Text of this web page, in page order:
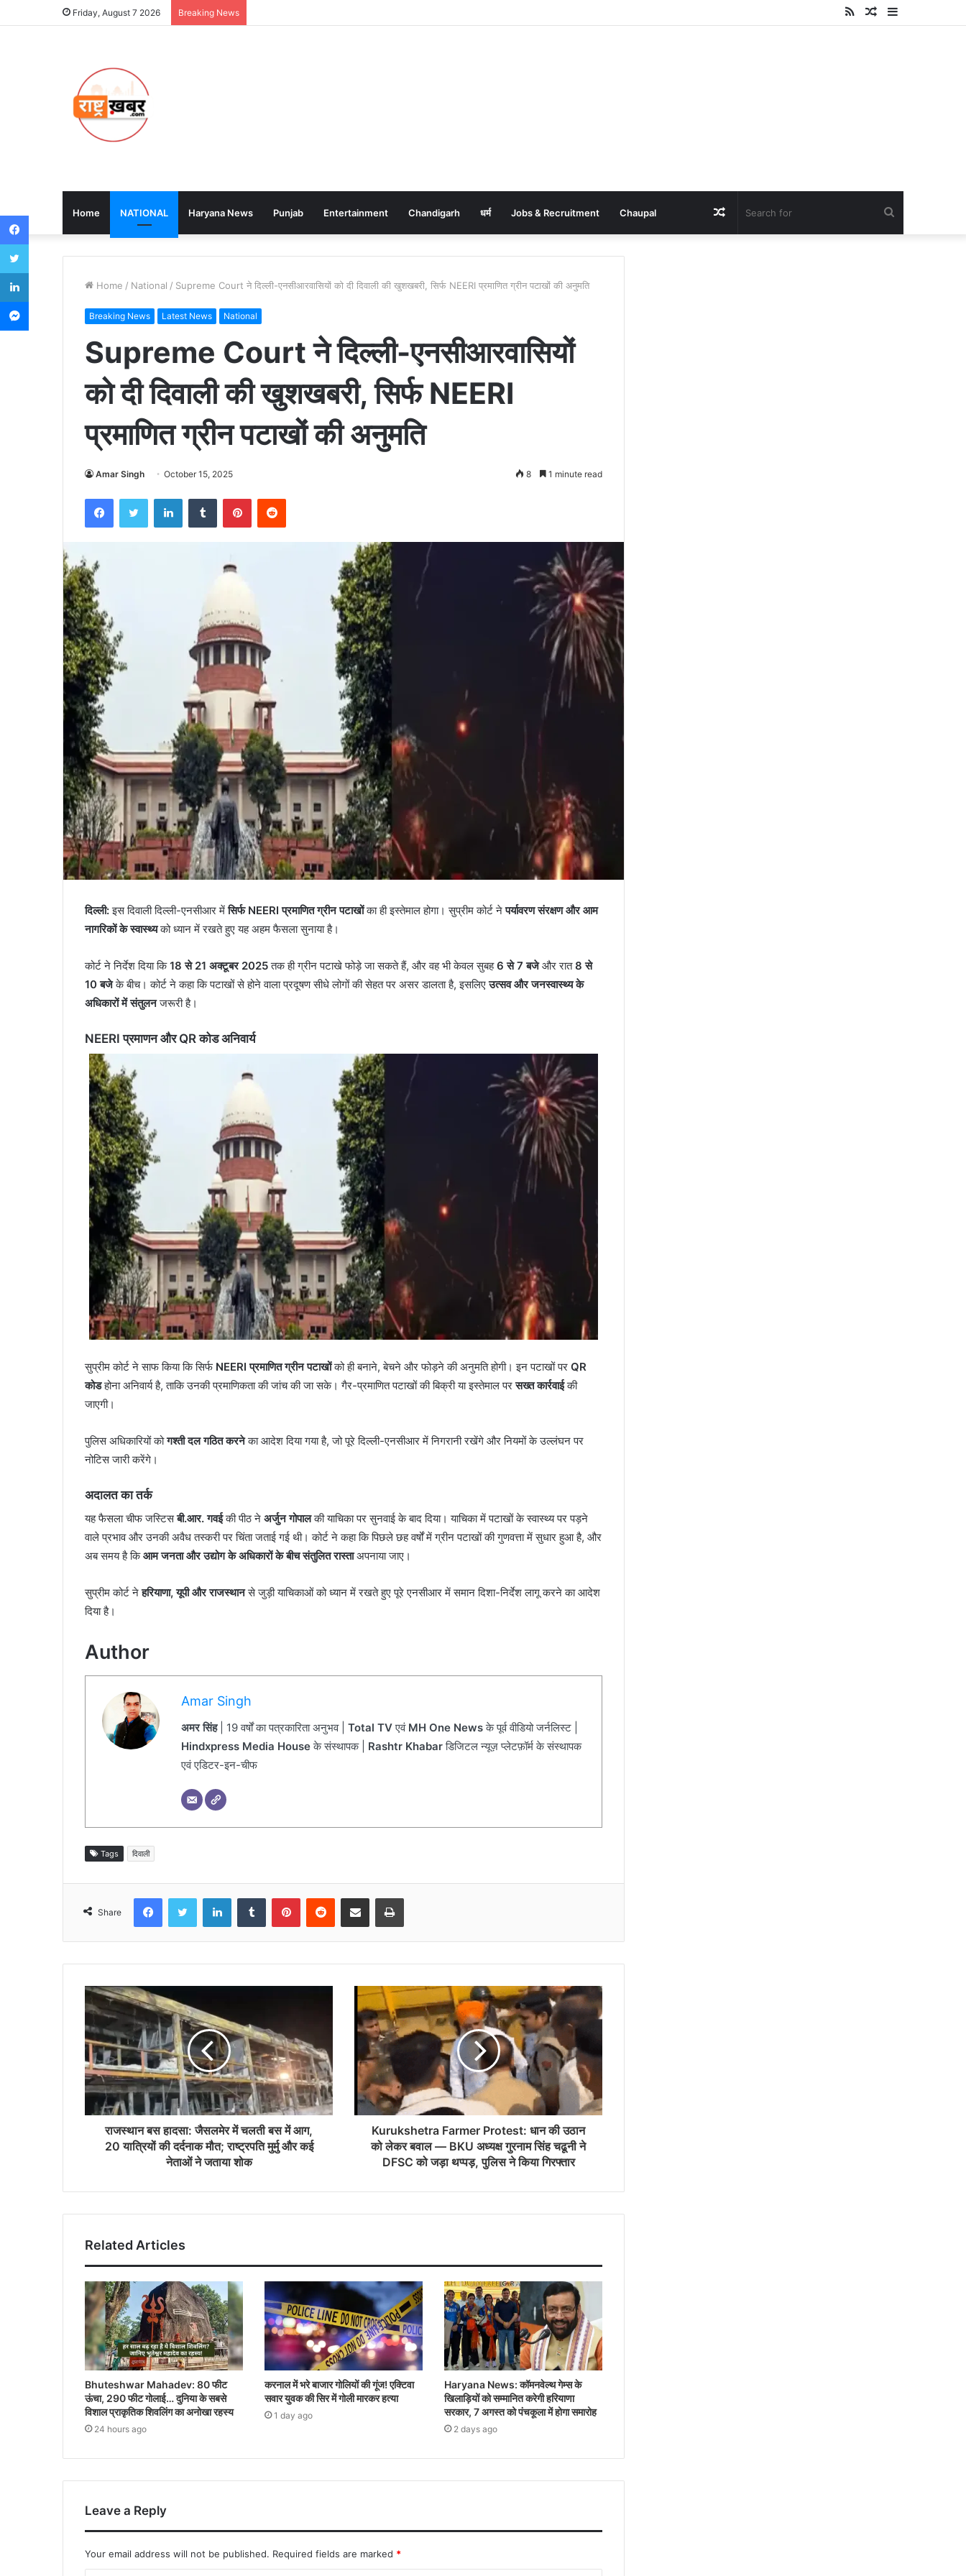
Friday, August 7 2026 Breaking News
Random
RSS
Home NATIONAL Haryana News Punjab Entertainment Chandigarh धर्म Jobs & Recruitment Chaupal Random
Home / National / Supreme Court ने दिल्ली-एनसीआरवासियों को दी दिवाली की खुशखबरी, सिर्फ NEERI प्रमाणित ग्रीन पटाखों की अनुमति
Breaking News Latest News National
Supreme Court ने दिल्ली-एनसीआरवासियों
को दी दिवाली की खुशखबरी, सिर्फ NEERI
प्रमाणित ग्रीन पटाखों की अनुमति
Amar Singh October 15, 2025 8 1 minute read
दिल्ली:इस दिवाली दिल्ली-एनसीआर मेंसिर्फ NEERI प्रमाणित ग्रीन पटाखोंका ही इस्तेमाल होगा। सुप्रीम कोर्ट नेपर्यावरण संरक्षण और आम
नागरिकों के स्वास्थ्यको ध्यान में रखते हुए यह अहम फैसला सुनाया है।
कोर्ट ने निर्देश दिया कि18 से 21 अक्टूबर 2025तक ही ग्रीन पटाखे फोड़े जा सकते हैं, और वह भी केवल सुबह6 से 7 बजेऔर रात8 से
10 बजेके बीच। कोर्ट ने कहा कि पटाखों से होने वाला प्रदूषण सीधे लोगों की सेहत पर असर डालता है, इसलिएउत्सव और जनस्वास्थ्य के
अधिकारों में संतुलनजरूरी है।
NEERI प्रमाणन और QR कोड अनिवार्य
सुप्रीम कोर्ट ने साफ किया कि सिर्फ NEERI प्रमाणित ग्रीन पटाखोंको ही बनाने, बेचने और फोड़ने की अनुमति होगी। इन पटाखों पर QR
कोडहोना अनिवार्य है, ताकि उनकी प्रमाणिकता की जांच की जा सके। गैर-प्रमाणित पटाखों की बिक्री या इस्तेमाल परसख्त कार्रवाईकी
जाएगी।
पुलिस अधिकारियों कोगश्ती दल गठित करनेका आदेश दिया गया है, जो पूरे दिल्ली-एनसीआर में निगरानी रखेंगे और नियमों के उल्लंघन पर
नोटिस जारी करेंगे।
अदालत का तर्क
यह फैसला चीफ जस्टिसबी.आर. गवईकी पीठ ने अर्जुन गोपालकी याचिका पर सुनवाई के बाद दिया। याचिका में पटाखों के स्वास्थ्य पर पड़ने
वाले प्रभाव और उनकी अवैध तस्करी पर चिंता जताई गई थी। कोर्ट ने कहा कि पिछले छह वर्षों में ग्रीन पटाखों की गुणवत्ता में सुधार हुआ है, और
अब समय है किआम जनता और उद्योग के अधिकारों के बीच संतुलित रास्ताअपनाया जाए।
सुप्रीम कोर्ट नेहरियाणा, यूपी और राजस्थानसे जुड़ी याचिकाओं को ध्यान में रखते हुए पूरे एनसीआर में समान दिशा-निर्देश लागू करने का आदेश
दिया है।
Author
Amar Singh
अमर सिंह| 19 वर्षों का पत्रकारिता अनुभव | Total TVएवं MH One Newsके पूर्व वीडियो जर्नलिस्ट |
Hindxpress Media Houseके संस्थापक | Rashtr Khabarडिजिटल न्यूज़ प्लेटफ़ॉर्म के संस्थापक
एवं एडिटर-इन-चीफ
Tags दिवाली
Share
राजस्थान बस हादसा: जैसलमेर में चलती बस में आग,
20 यात्रियों की दर्दनाक मौत; राष्ट्रपति मुर्मु और कई
नेताओं ने जताया शोक
Kurukshetra Farmer Protest: धान की उठान
को लेकर बवाल — BKU अध्यक्ष गुरनाम सिंह चढूनी ने
DFSC को जड़ा थप्पड़, पुलिस ने किया गिरफ्तार
Related Articles
Bhuteshwar Mahadev: 80 फीट
ऊंचा, 290 फीट गोलाई… दुनिया के सबसे
विशाल प्राकृतिक शिवलिंग का अनोखा रहस्य
24 hours ago
करनाल में भरे बाजार गोलियों की गूंज! एक्टिवा
सवार युवक की सिर में गोली मारकर हत्या
1 day ago
Haryana News: कॉमनवेल्थ गेम्स के
खिलाड़ियों को सम्मानित करेगी हरियाणा
सरकार, 7 अगस्त को पंचकूला में होगा समारोह
2 days ago
Leave a Reply
Your email address will not be published. Required fields are marked *